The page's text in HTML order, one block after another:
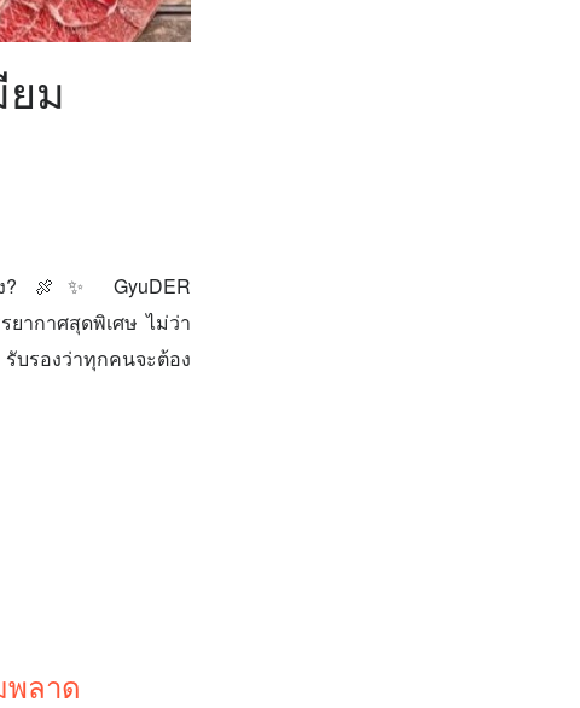
ยม
าง? 🍖✨ GyuDER
ากาศสุดพิเศษ ไม่ว่า
บรองว่าทุกคนจะต้อง
พลาด